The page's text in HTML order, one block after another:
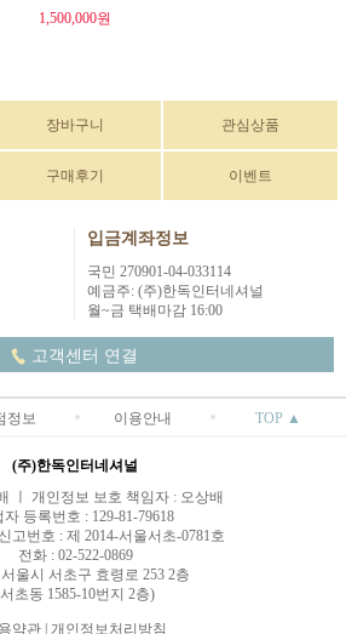
1,500,000원
장바구니 관심상품
구매후기 이벤트
입금계좌정보
국민 270901-04-033114
예금주: (주)한독인터네셔널
월~금 택배마감 16:00
고객센터 연결
정보 이용안내 TOP ▲
(주)한독인터네셔널
ㅣ 개인정보 보호 책임자 : 오상배
자 등록번호 : 129-81-79618
고번호 : 제 2014-서울서초-0781호
전화 : 02-522-0869
울시 서초구 효령로 253 2층
초동 1585-10번지 2층)
약관 개인정보처리방침